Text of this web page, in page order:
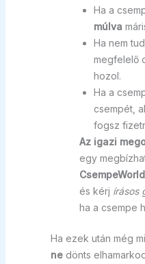
Ha a
múlva
Ha nem
megfelelő
hozol.
Ha a
csempét,
fogsz
Az igazi
egy
és kérj írásos
ha a csempe
Ha ezek után még
nedönts